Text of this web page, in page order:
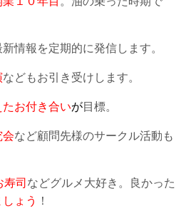
新情報を定期的に発信します。
などもお引き受けします。
お付き合いが目標。
会など顧問先様のサークル活動も
寿司 などグルメ大好き。良かった
ょう ！